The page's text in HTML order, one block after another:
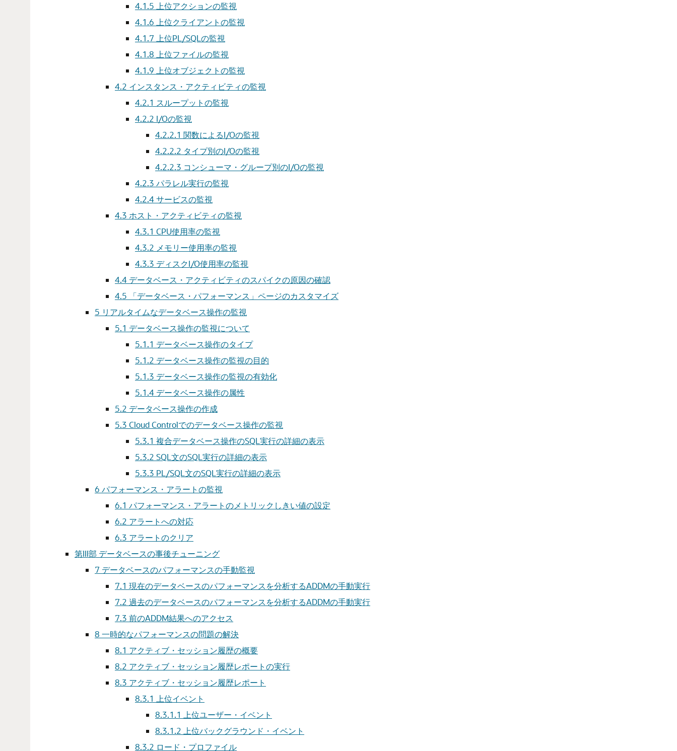
4.1.5 上位アクションの監視
4.1.6 上位クライアントの監視
4.1.7 上位PL/SQLの監視
4.1.8 上位ファイルの監視
4.1.9 上位オブジェクトの監視
4.2 インスタンス・アクティビティの監視
4.2.1 スループットの監視
4.2.2 I/Oの監視
4.2.2.1 関数によるI/Oの監視
4.2.2.2 タイプ別のI/Oの監視
4.2.2.3 コンシューマ・グループ別のI/Oの監視
4.2.3 パラレル実行の監視
4.2.4サービスの監視
4.3 ホスト・アクティビティの監視
4.3.1 CPU使用率の監視
4.3.2 メモリー使用率の監視
4.3.3 ディスクI/O使用率の監視
4.4 データベース・アクティビティのスパイクの原因の確認
4.5
「データベース・パフォーマンス」ページのカスタマイズ
5 リアルタイムなデータベース操作の監視
5.1 データベース操作の監視について
5.1.1 データベース操作のタイプ
5.1.2 データベース操作の監視の目的
5.1.3 データベース操作の監視の有効化
5.1.4 データベース操作の属性
5.2 データベース操作の作成
5.3 Cloud Controlでのデータベース操作の監視
5.3.1 複合データベース操作のSQL実行の詳細の表示
5.3.2 SQL文のSQL実行の詳細の表示
5.3.3 PL/SQL文のSQL実行の詳細の表示
6 パフォーマンス・アラートの監視
6.1 パフォーマンス・アラートのメトリックしきい値の設定
6.2 アラートへの対応
6.3 アラートのクリア
第III部 データベースの事後チューニング
7 データベースのパフォーマンスの手動監視
7.1 現在のデータベースのパフォーマンスを分析するADDMの手動実行
7.2 過去のデータベースのパフォーマンスを分析するADDMの手動実行
7.3 前のADDM結果へのアクセス
8 一時的なパフォーマンスの問題の解決
8.1 アクティブ・セッション履歴の概要
8.2 アクティブ・セッション履歴レポートの実行
8.3 アクティブ・セッション履歴レポート
8.3.1
上位イベント
8.3.1.1
上位ユーザー・イベント
8.3.1.2 上位バックグラウンド・イベント
8.3.2 ロード・プロファイル